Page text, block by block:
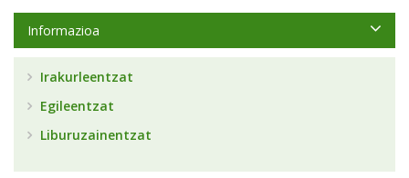
Informazioa
Irakurleentzat
Egileentzat
Liburuzainentzat